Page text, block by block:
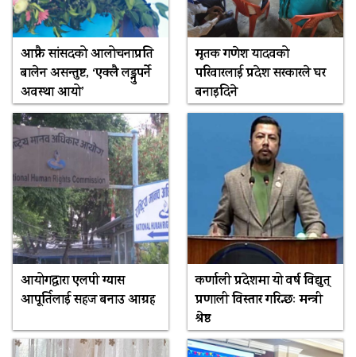
आफ्नै सांसदको आलोचनाप्रति
बालेन असन्तुष्ट, ‘एक्लै लड्नुपर्ने
अवस्था आयो’
मृतक गणेश यादवको
परिवारलाई प्रदेश सरकारले घर
बनाइदिने
आयोगद्वारा एलपी ग्यास
आपूर्तिलाई सहज बनाउ आग्रह
कर्णाली प्रदेशमा यो वर्ष विद्युत्
प्रणाली विस्तार गरिन्छः मन्त्री
श्रेष्ठ